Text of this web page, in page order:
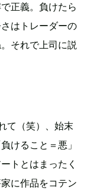
正義。負けたら
はトレーダーの
それで上司に説
て（笑）、始末
けること＝悪」
トとはまったく
に作品をコテン